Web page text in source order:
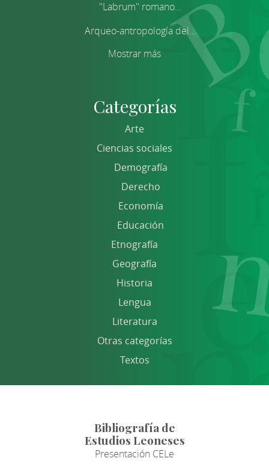
''Labrum'' romano...
Arqueo-antropología del...
Mostrar más
Categorías
Arte
Ciencias sociales
Demografía
Derecho
Economía
Educación
Etnografía
Geografía
Historia
Lengua
Literatura
Otras categorías
Textos
Bibliografía de
Estudios Leoneses
Presentación CELe